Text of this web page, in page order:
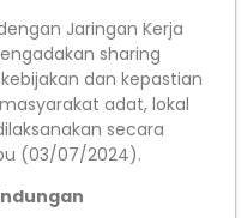
Jaringan Kerja
sharing
dan kepastian
adat, lokal
secara
(03/07/2024).